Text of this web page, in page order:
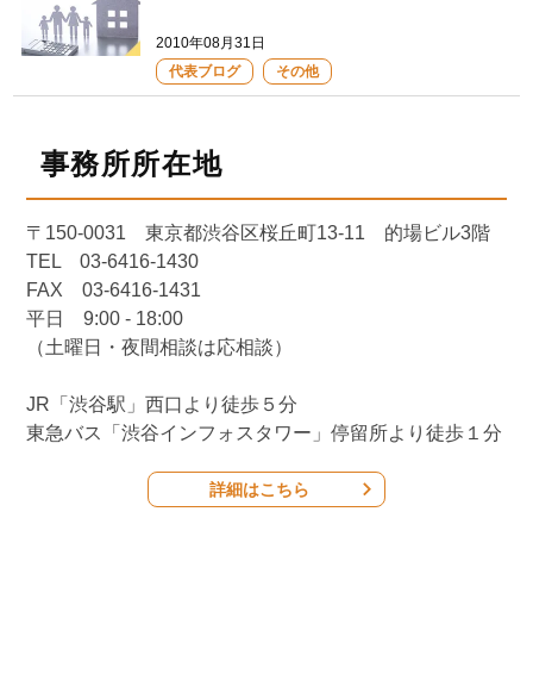
2010年08月31日
代表ブログ
その他
事務所所在地
〒150-0031 東京都渋谷区桜丘町13-11 的場ビル3階
TEL 03-6416-1430
FAX 03-6416-1431
平日 9:00 - 18:00
（土曜日・夜間相談は応相談）
JR「渋谷駅」西口より徒歩５分
東急バス「渋谷インフォスタワー」停留所より徒歩１分
詳細はこちら